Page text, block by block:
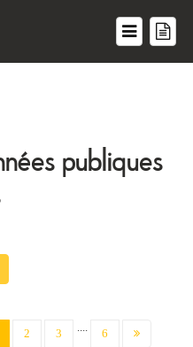
publiques
(current)
2 3 .... 6